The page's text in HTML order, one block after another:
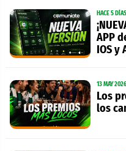
HACE 5 DÍAS
APP
IOS y
13 MAY 2026
Los
los